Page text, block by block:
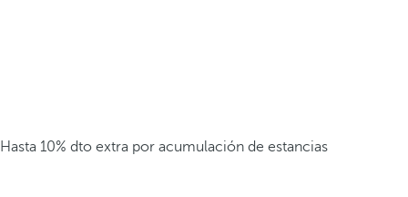
Hasta 10% dto extra por acumulación de estancias